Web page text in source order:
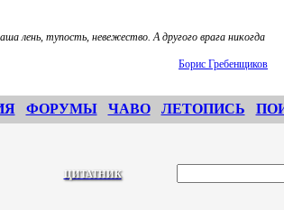
лень, тупость, невежество. А другого врага никогда
Борис Гребенщиков
ФОРУМЫ ЧАВО ЛЕТОПИСЬ
ЦИТАТНИК